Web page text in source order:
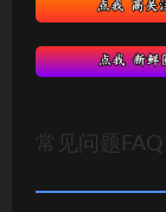
常见问题FAQ